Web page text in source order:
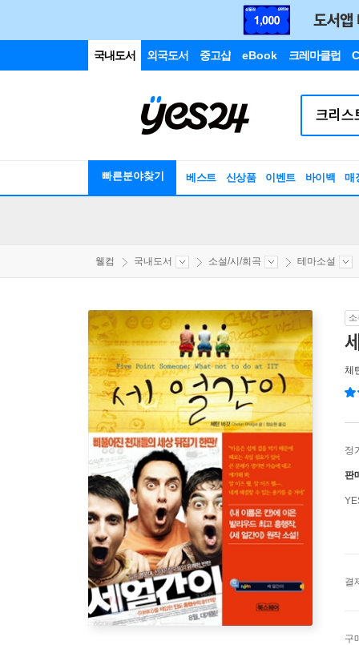
국내도서 외국도서 중고샵 eBook 크레마클럽
빠른분야찾기 베스트 신상품 이벤트 바이백 매
웰컴 국내도서 소설/시/희곡 테마소설
체
정
판
결
구